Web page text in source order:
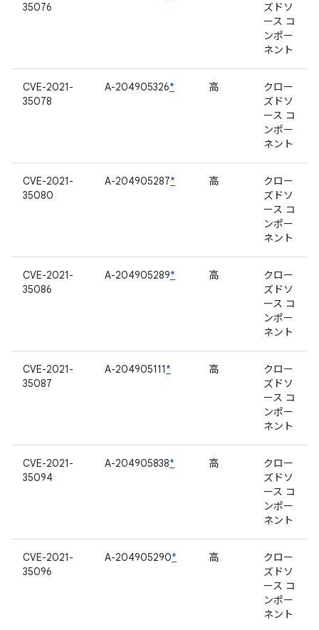
35076
ズドソ
ース コ
ンポー
ネント
CVE-2021-
35078
A-204905326* 高
クロー
ズドソ
ース コ
ンポー
ネント
CVE-2021-
35080
A-204905287* 高
クロー
ズドソ
ース コ
ンポー
ネント
CVE-2021-
35086
A-204905289* 高
クロー
ズドソ
ース コ
ンポー
ネント
CVE-2021-
35087
A-204905111* 高
クロー
ズドソ
ース コ
ンポー
ネント
CVE-2021-
35094
A-204905838* 高
クロー
ズドソ
ース コ
ンポー
ネント
CVE-2021-
35096
A-204905290* 高
クロー
ズドソ
ース コ
ンポー
ネント